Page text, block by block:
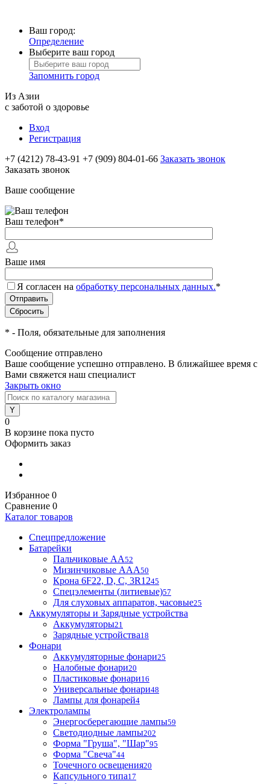
Ваш город:
Определение
Выберите ваш город
Запомнить город
Из Азии
с заботой о здоровье
Вход
Регистрация
+7 (4212) 78-43-91 +7 (909) 804-01-66 Заказать звонок
Заказать звонок
Ваше сообщение
Ваш телефон*
Ваше имя
Я согласен на обработку персональных данных.*
* - Поля, обязательные для заполнения
Сообщение отправлено
Ваше сообщение успешно отправлено. В ближайшее время с
Вами свяжется наш специалист
Закрыть окно
0
В корзине пока пусто
Оформить заказ
Избранное 0
Сравнение 0
Каталог товаров
Спецпредложение
Батарейки
Пальчиковые АА52
Мизинчиковые ААА50
Крона 6F22, D, C, 3R1245
Спецэлементы (литиевые)57
Для слуховых аппаратов, часовые25
Аккумуляторы и Зарядные устройства
Аккумуляторы21
Зарядные устройства18
Фонари
Аккумуляторные фонари25
Налобные фонари20
Пластиковые фонари16
Универсальные фонари48
Лампы для фонарей4
Электролампы
Энергосберегающие лампы59
Светодиодные лампы202
Форма "Груша", "Шар"95
Форма "Свеча"44
Точечного освещения20
Капсульного типа17